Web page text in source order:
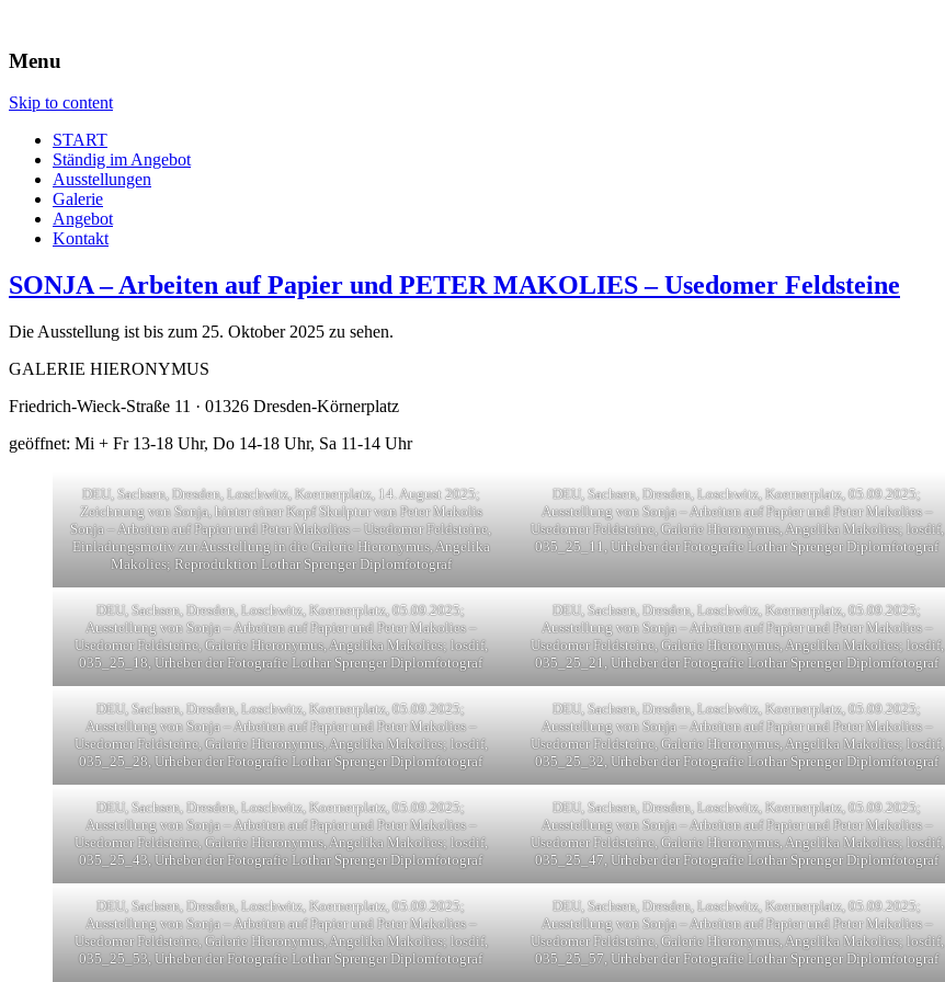
Menu
Skip to content
START
Ständig im Angebot
Ausstellungen
Galerie
Angebot
Kontakt
SONJA – Arbeiten auf Papier und PETER MAKOLIES – Usedomer Feldsteine
Die Ausstellung ist bis zum 25. Oktober 2025 zu sehen.
GALERIE HIERONYMUS
Friedrich-Wieck-Straße 11 · 01326 Dresden-Körnerplatz
geöffnet: Mi + Fr 13-18 Uhr, Do 14-18 Uhr, Sa 11-14 Uhr
DEU, Sachsen, Dresden, Loschwitz, Koernerplatz, 14. August 2025;
Zeichnung von Sonja, hinter einer Kopf Skulptur von Peter Makolis
Sonja – Arbeiten auf Papier und Peter Makolies – Usedomer Feldsteine,
Einladungsmotiv zur Ausstellung in die Galerie Hieronymus, Angelika
Makolies; Reproduktion Lothar Sprenger Diplomfotograf
DEU, Sachsen, Dresden, Loschwitz, Koernerplatz, 05.09.2025;
Ausstellung von Sonja – Arbeiten auf Papier und Peter Makolies –
Usedomer Feldsteine, Galerie Hieronymus, Angelika Makolies; losdif,
035_25_11, Urheber der Fotografie Lothar Sprenger Diplomfotograf
DEU, Sachsen, Dresden, Loschwitz, Koernerplatz, 05.09.2025;
Ausstellung von Sonja – Arbeiten auf Papier und Peter Makolies –
Usedomer Feldsteine, Galerie Hieronymus, Angelika Makolies; losdif,
035_25_18, Urheber der Fotografie Lothar Sprenger Diplomfotograf
DEU, Sachsen, Dresden, Loschwitz, Koernerplatz, 05.09.2025;
Ausstellung von Sonja – Arbeiten auf Papier und Peter Makolies –
Usedomer Feldsteine, Galerie Hieronymus, Angelika Makolies; losdif,
035_25_21, Urheber der Fotografie Lothar Sprenger Diplomfotograf
DEU, Sachsen, Dresden, Loschwitz, Koernerplatz, 05.09.2025;
Ausstellung von Sonja – Arbeiten auf Papier und Peter Makolies –
Usedomer Feldsteine, Galerie Hieronymus, Angelika Makolies; losdif,
035_25_28, Urheber der Fotografie Lothar Sprenger Diplomfotograf
DEU, Sachsen, Dresden, Loschwitz, Koernerplatz, 05.09.2025;
Ausstellung von Sonja – Arbeiten auf Papier und Peter Makolies –
Usedomer Feldsteine, Galerie Hieronymus, Angelika Makolies; losdif,
035_25_32, Urheber der Fotografie Lothar Sprenger Diplomfotograf
DEU, Sachsen, Dresden, Loschwitz, Koernerplatz, 05.09.2025;
Ausstellung von Sonja – Arbeiten auf Papier und Peter Makolies –
Usedomer Feldsteine, Galerie Hieronymus, Angelika Makolies; losdif,
035_25_43, Urheber der Fotografie Lothar Sprenger Diplomfotograf
DEU, Sachsen, Dresden, Loschwitz, Koernerplatz, 05.09.2025;
Ausstellung von Sonja – Arbeiten auf Papier und Peter Makolies –
Usedomer Feldsteine, Galerie Hieronymus, Angelika Makolies; losdif,
035_25_47, Urheber der Fotografie Lothar Sprenger Diplomfotograf
DEU, Sachsen, Dresden, Loschwitz, Koernerplatz, 05.09.2025;
Ausstellung von Sonja – Arbeiten auf Papier und Peter Makolies –
Usedomer Feldsteine, Galerie Hieronymus, Angelika Makolies; losdif,
035_25_53, Urheber der Fotografie Lothar Sprenger Diplomfotograf
DEU, Sachsen, Dresden, Loschwitz, Koernerplatz, 05.09.2025;
Ausstellung von Sonja – Arbeiten auf Papier und Peter Makolies –
Usedomer Feldsteine, Galerie Hieronymus, Angelika Makolies; losdif,
035_25_57, Urheber der Fotografie Lothar Sprenger Diplomfotograf